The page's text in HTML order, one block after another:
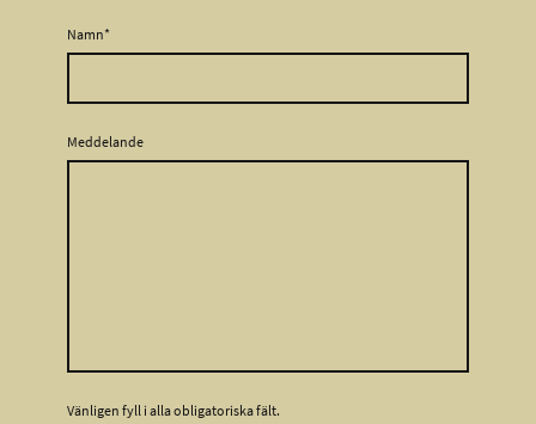
Namn*
Meddelande
Vänligen fyll i alla obligatoriska fält.